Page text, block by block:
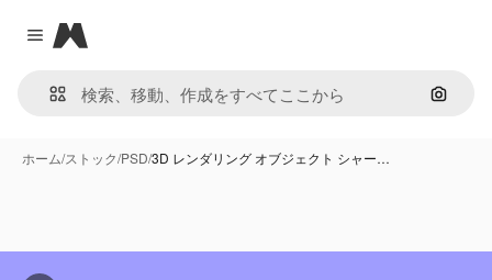
Close menu
Magnific
画像で
ホーム/ストック/PSD/3D レンダリング オブジェクト シャー…